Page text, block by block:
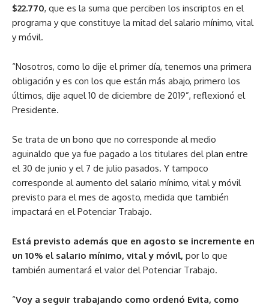
$22.770, que es la suma que perciben los inscriptos en el
programa y que constituye la mitad del salario mínimo, vital
y móvil.
“Nosotros, como lo dije el primer día, tenemos una primera
obligación y es con los que están más abajo, primero los
últimos, dije aquel 10 de diciembre de 2019”, reflexionó el
Presidente.
Se trata de un bono que no corresponde al medio
aguinaldo que ya fue pagado a los titulares del plan entre
el 30 de junio y el 7 de julio pasados. Y tampoco
corresponde al aumento del salario mínimo, vital y móvil
previsto para el mes de agosto, medida que también
impactará en el Potenciar Trabajo.
Está previsto además que en agosto se incremente en
un 10% el salario mínimo, vital y móvil, por lo que
también aumentará el valor del Potenciar Trabajo.
“Voy a seguir trabajando como ordenó Evita, como